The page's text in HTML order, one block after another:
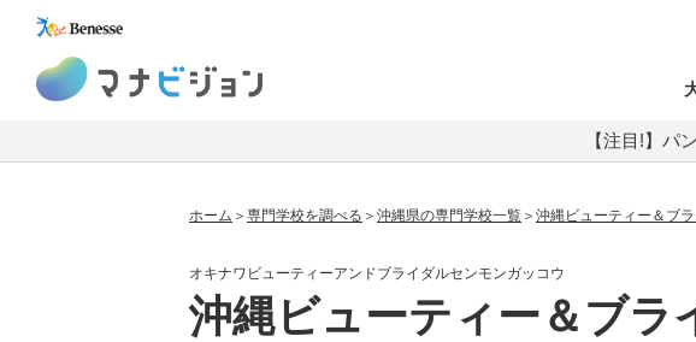
【注目!】パ
ホーム 専門学校を調べる 沖縄県の専門学校一覧 沖縄ビューティー＆ブ
オキナワビューティーアンドブライダルセンモンガッコウ
沖縄ビューティー＆ブラ